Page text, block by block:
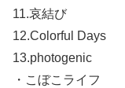
11.哀結び
12.Colorful Days
13.photogenic
・こぼこライフ